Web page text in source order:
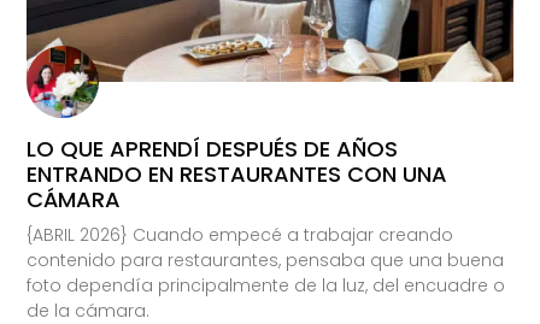
LO QUE APRENDÍ DESPUÉS DE AÑOS
ENTRANDO EN RESTAURANTES CON UNA
CÁMARA
{ABRIL 2026} Cuando empecé a trabajar creando
contenido para restaurantes, pensaba que una buena
foto dependía principalmente de la luz, del encuadre o
de la cámara.